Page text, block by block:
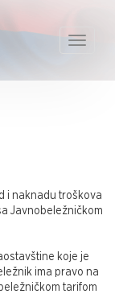
Toggle
i naknadu troškova
Javnobeležničkom
koje je
ima pravo na
tarifom